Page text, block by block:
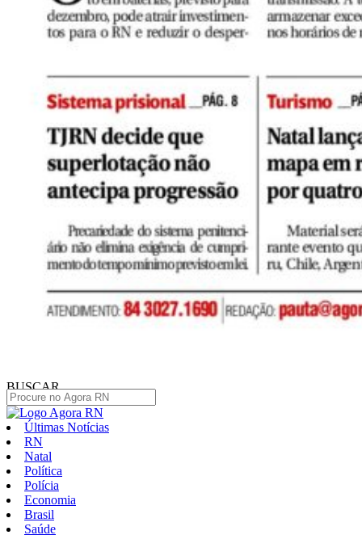
BUSCAR
Últimas Notícias
RN
Natal
Política
Polícia
Economia
Brasil
Saúde